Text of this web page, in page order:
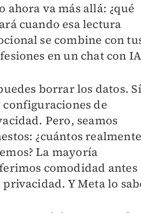
ahora va más allá: ¿qué
cuando esa lectura
se combine con
en un chat con
borrar los datos.
configuraciones de
Pero, seamos
¿cuántos
La mayoría
comodidad antes
privacidad. Y Meta lo